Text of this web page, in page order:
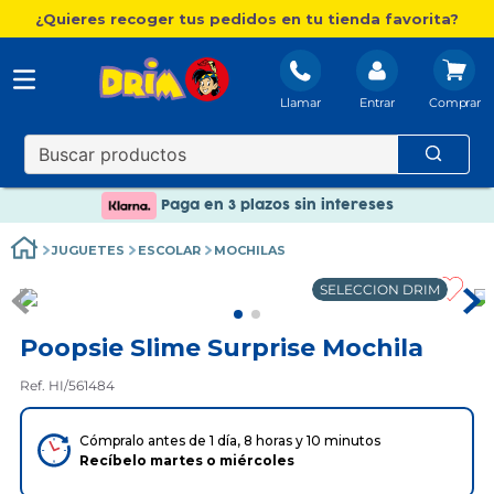
¿Quieres recoger tus pedidos en tu tienda favorita?
Llamar Entrar
Nuevo catálogo Aire Libre
Envío gratis. A partir de 60€(excepto Baleares)
Paga en 3 plazos sin intereses
Paga en 3 plazos sin intereses
JUGUETES ESCOLAR MOCHILAS
SELECCION DRIM
Poopsie Slime Surprise Mochila
Ref. HI/561484
Cómpralo antes de 1 día, 8 horas y 10 minutos
Recíbelo martes o miércoles